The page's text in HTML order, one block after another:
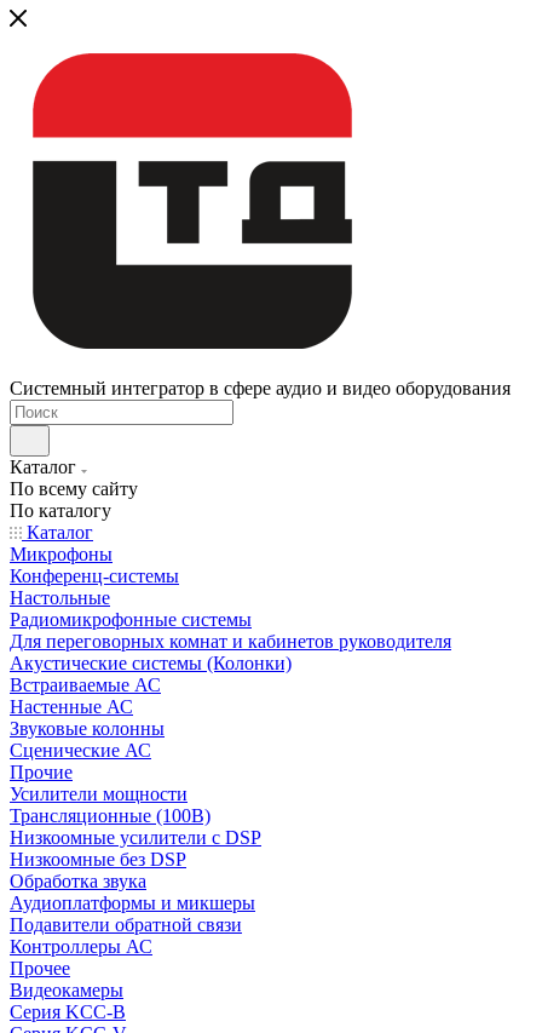
Системный интегратор в сфере аудио и видео оборудования
Каталог
По всему сайту
По каталогу
Каталог
Микрофоны
Конференц-системы
Настольные
Радиомикрофонные системы
Для переговорных комнат и кабинетов руководителя
Акустические системы (Колонки)
Встраиваемые АС
Настенные АС
Звуковые колонны
Сценические АС
Прочие
Усилители мощности
Трансляционные (100В)
Низкоомные усилители с DSP
Низкоомные без DSP
Обработка звука
Аудиоплатформы и микшеры
Подавители обратной связи
Контроллеры АС
Прочее
Видеокамеры
Серия KCC-B